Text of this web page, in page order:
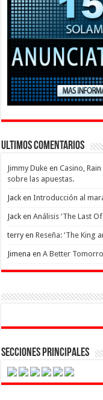
Ultimos Comentarios
Jimmy Duke enCasino,
sobre las apuestas.
Jack enIntroducción al
Jack enAnálisis ‘The Last
terryenReseña: ‘The King
Jimena enA Better
Secciones Principales